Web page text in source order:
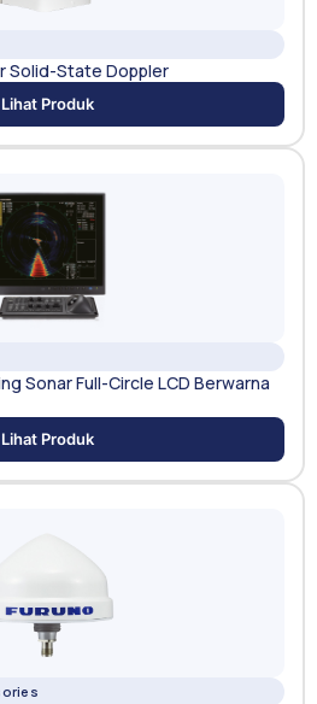
Solid-State Doppler
Lihat Produk
Sonar Full-Circle LCD Berwarna
Lihat Produk